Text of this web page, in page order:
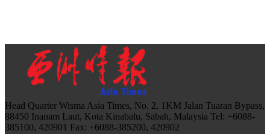
Head Quarter Wisma Asia Times, No. 2, 1KM Jalan Tuaran Bypass,
88450 Inanam Laut, Kota Kinabalu, Sabah, Malaysia Tel: +6088-
385100, 420901 Fax: +6088-385200, 420902